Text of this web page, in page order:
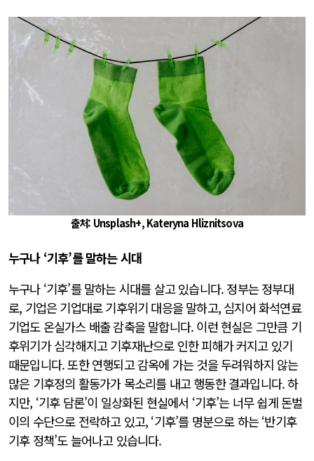
출처: Unsplash+, Kateryna Hliznitsova
누구나 ‘기후’를 말하는 시대
누구나 ‘기후’를 말하는 시대를 살고 있습니다. 정부는 정부대
로, 기업은 기업대로 기후위기 대응을 말하고, 심지어 화석연료
기업도 온실가스 배출 감축을 말합니다. 이런 현실은 그만큼 기
후위기가 심각해지고 기후재난으로 인한 피해가 커지고 있기
때문입니다. 또한 연행되고 감옥에 가는 것을 두려워하지 않는
많은 기후정의 활동가가 목소리를 내고 행동한 결과입니다. 하
지만, ‘기후 담론’이 일상화된 현실에서 ‘기후’는 너무 쉽게 돈벌
이의 수단으로 전락하고 있고, ‘기후’를 명분으로 하는 ‘반기후
기후 정책’도 늘어나고 있습니다.